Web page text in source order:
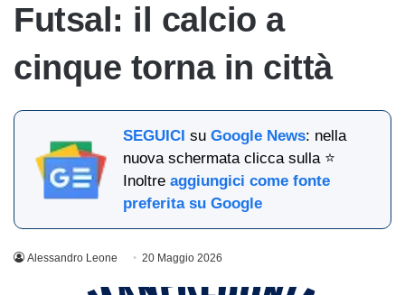
Futsal: il calcio a
cinque torna in città
SEGUICI suGoogle News: nella
nuova schermata clicca sulla ⭐
Inoltreaggiungici come fonte
preferita su Google
Alessandro Leone 20 Maggio 2026